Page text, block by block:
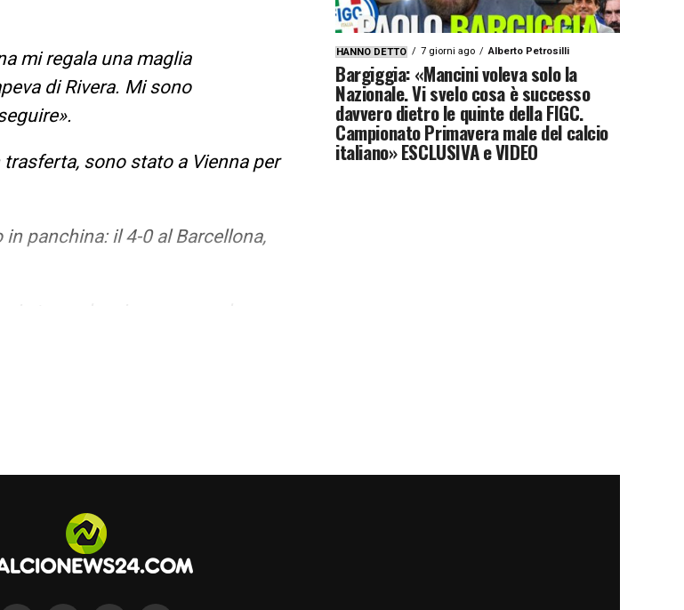
mi regala una maglia
di Rivera. Mi sono
sono stato a Vienna per
panchina: il 4-0 al Barcellona,
stanno la mia mamma e la
al tempo che ci ho vissuto.
in questa società e c’è in
e Bulgarelli, gente speciale, di
HANNO DETTO 7 giorni ago Alberto Petrosilli
Bargiggia: «Mancini voleva solo la
Nazionale. Vi svelo cosa è successo
davvero dietro le quinte della FIGC.
Campionato Primavera male del calcio
italiano» ESCLUSIVA e VIDEO